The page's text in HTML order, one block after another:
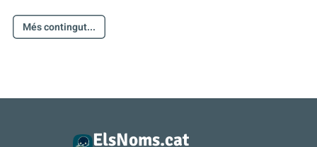
Més contingut...
ElsNoms.cat